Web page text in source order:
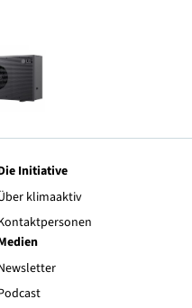
Initiative
klimaaktiv